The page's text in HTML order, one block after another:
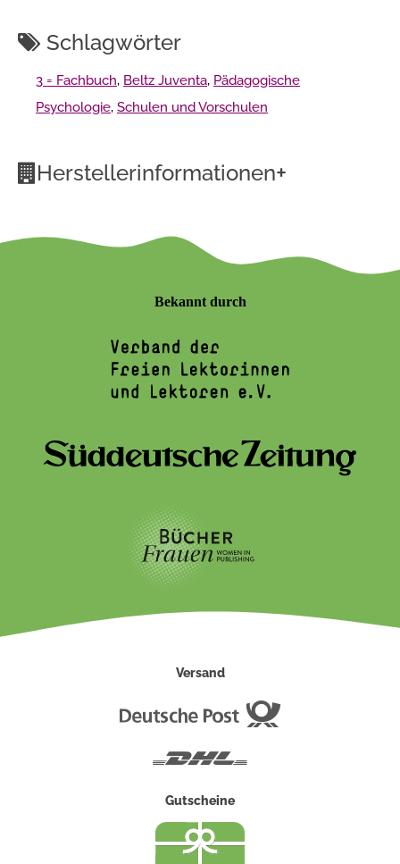
Schlagwörter
3 = Fachbuch, Beltz Juventa, Pädagogische
Psychologie, Schulen und Vorschulen
Herstellerinformationen+
Bekannt durch
Versand
Gutscheine